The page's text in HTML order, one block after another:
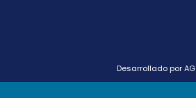
Desarrollado por AG